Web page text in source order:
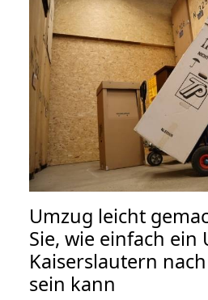
Umzug leicht
Sie, wie einfach ein
Kaiserslautern
sein kann